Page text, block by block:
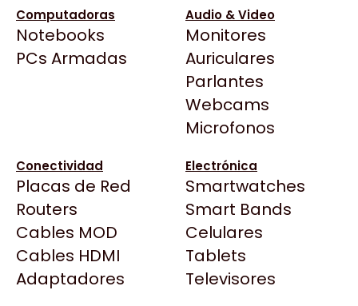
Computadoras
Notebooks
PCs Armadas
Audio & Video
Monitores
Auriculares
Parlantes
Webcams
Microfonos
Conectividad
Placas de Red
Routers
Cables MOD
Cables HDMI
Adaptadores
Electrónica
Smartwatches
Smart Bands
Celulares
Tablets
Televisores
BenQ
CX
Cooler Master
Deepcool
Dell
EVGA
Gamemax
Genesis
Genius
Todas las Tiendas
Click Gaming
Compufan Store
Dinobyte
Full H4rd
Gaming City
Gezatek
$568.784
Ver producto en la página de Max Tecno